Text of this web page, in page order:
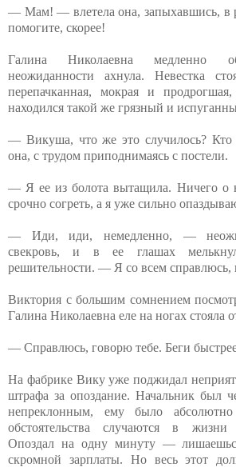
— Мам! — влетела она, запыхавшись,
помогите, скорее!
Галина Николаевна медленно
неожиданности ахнула. Невестка
перепачканная, мокрая и
находился такой же грязный и
— Викуша, что же это случилось?
она, с трудом приподнимаясь с постели.
— Я ее из болота вытащила. Ничего о
срочно согреть, а я уже сильно
— Иди, иди, немедленно, —
свекровь, и в ее глашах
решительности. — Я со всем справлюсь,
Виктория с большим сомнением
Галина Николаевна еле на ногах стояла
— Справлюсь, говорю тебе. Беги
На фабрике Вику уже поджидал
штрафа за опоздание. Начальник был
непреклонным, ему было
обстоятельства случаются в
Опоздал на одну минуту —
скромной зарплаты. Но весь этот